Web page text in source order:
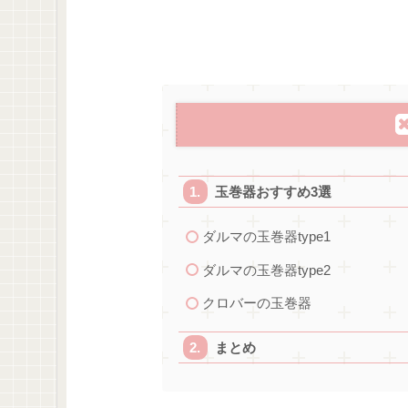
玉巻器おすすめ3選
ダルマの玉巻器type1
ダルマの玉巻器type2
クロバーの玉巻器
まとめ